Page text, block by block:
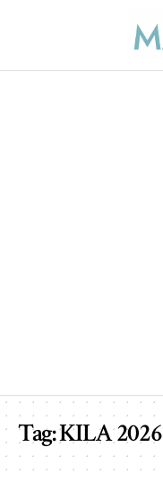
Tag:KILA 2026